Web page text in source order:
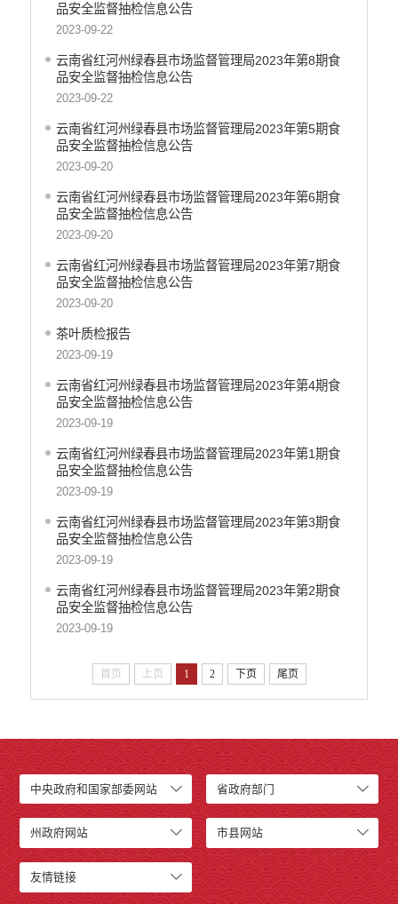
品安全监督抽检信息公告
2023-09-22
云南省红河州绿春县市场监督管理局2023年第8期食
品安全监督抽检信息公告
2023-09-22
云南省红河州绿春县市场监督管理局2023年第5期食
品安全监督抽检信息公告
2023-09-20
云南省红河州绿春县市场监督管理局2023年第6期食
品安全监督抽检信息公告
2023-09-20
云南省红河州绿春县市场监督管理局2023年第7期食
品安全监督抽检信息公告
2023-09-20
茶叶质检报告
2023-09-19
云南省红河州绿春县市场监督管理局2023年第4期食
品安全监督抽检信息公告
2023-09-19
云南省红河州绿春县市场监督管理局2023年第1期食
品安全监督抽检信息公告
2023-09-19
云南省红河州绿春县市场监督管理局2023年第3期食
品安全监督抽检信息公告
2023-09-19
云南省红河州绿春县市场监督管理局2023年第2期食
品安全监督抽检信息公告
2023-09-19
首页 上页 1 2 下页 尾页
中央政府和国家部委网站 省政府部门
州政府网站 市县网站
友情链接